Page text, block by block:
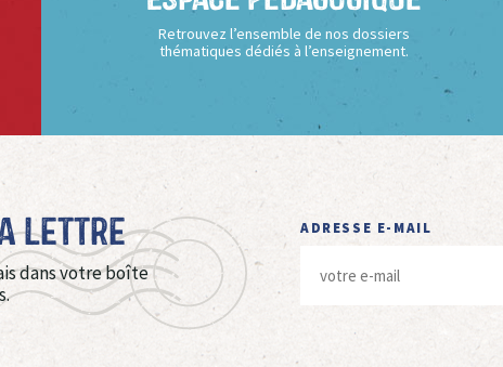
Retrouvez l’ensemble de nos dossiers
thématiques dédiés à l’enseignement.
Lettre
dans votre boîte
ADRESSE E-MAIL